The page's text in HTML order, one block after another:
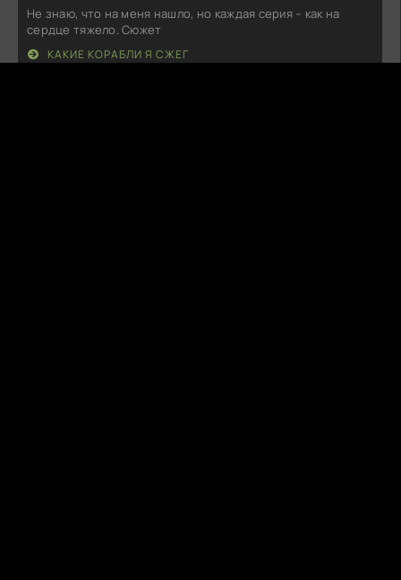
Не знаю, что на меня нашло, но каждая серия – как на
сердце тяжело. Сюжет
КАКИЕ КОРАБЛИ Я СЖЕГ